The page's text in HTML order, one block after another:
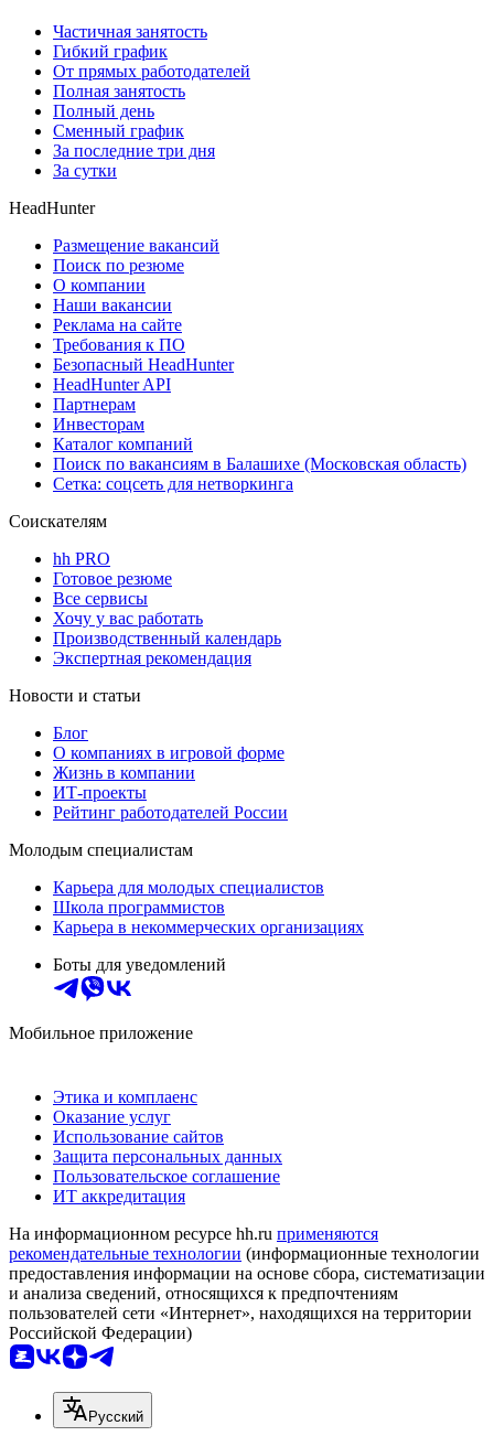
Частичная занятость
Гибкий график
От прямых работодателей
Полная занятость
Полный день
Сменный график
За последние три дня
За сутки
HeadHunter
Размещение вакансий
Поиск по резюме
О компании
Наши вакансии
Реклама на сайте
Требования к ПО
Безопасный HeadHunter
HeadHunter API
Партнерам
Инвесторам
Каталог компаний
Поиск по вакансиям в Балашихе (Московская область)
Сетка: соцсеть для нетворкинга
Соискателям
hh PRO
Готовое резюме
Все сервисы
Хочу у вас работать
Производственный календарь
Экспертная рекомендация
Новости и статьи
Блог
О компаниях в игровой форме
Жизнь в компании
ИТ-проекты
Рейтинг работодателей России
Молодым специалистам
Карьера для молодых специалистов
Школа программистов
Карьера в некоммерческих организациях
Боты для уведомлений
Мобильное приложение
Этика и комплаенс
Оказание услуг
Использование сайтов
Защита персональных данных
Пользовательское соглашение
ИТ аккредитация
На информационном ресурсе hh.ru применяются
рекомендательные технологии (информационные технологии
предоставления информации на основе сбора, систематизации
и анализа сведений, относящихся к предпочтениям
пользователей сети «Интернет», находящихся на территории
Российской Федерации)
Русский